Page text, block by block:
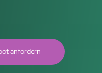
anfordern